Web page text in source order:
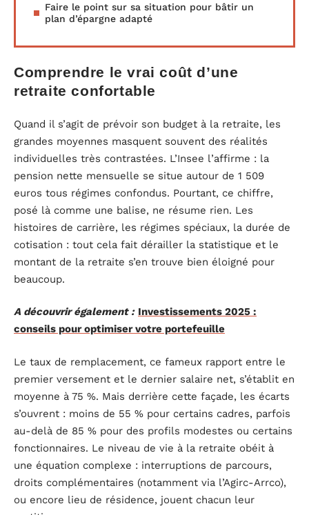
Faire le point sur sa situation pour bâtir un
plan d’épargne adapté
Comprendre le vrai coût d’une
retraite confortable
Quand il s’agit de prévoir son budget à la retraite, les
grandes moyennes masquent souvent des réalités
individuelles très contrastées. L’Insee l’affirme : la
pension nette mensuelle se situe autour de 1 509
euros tous régimes confondus. Pourtant, ce chiffre,
posé là comme une balise, ne résume rien. Les
histoires de carrière, les régimes spéciaux, la durée de
cotisation : tout cela fait dérailler la statistique et le
montant de la retraite s’en trouve bien éloigné pour
beaucoup.
A découvrir également : Investissements 2025 :
conseils pour optimiser votre portefeuille
Le taux de remplacement, ce fameux rapport entre le
premier versement et le dernier salaire net, s’établit en
moyenne à 75 %. Mais derrière cette façade, les écarts
s’ouvrent : moins de 55 % pour certains cadres, parfois
au-delà de 85 % pour des profils modestes ou certains
fonctionnaires. Le niveau de vie à la retraite obéit à
une équation complexe : interruptions de parcours,
droits complémentaires (notamment via l’Agirc-Arrco),
ou encore lieu de résidence, jouent chacun leur